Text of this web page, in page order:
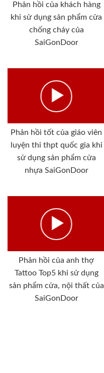
Phản hồi của khách hàng
khi sử dụng sản phẩm cửa
chống cháy của
SaiGonDoor
Phản hồi tốt của giáo viên
luyện thi thpt quốc gia khi
sử dụng sản phẩm cửa
nhựa SaiGonDoor
Phản hồi của anh thợ
Tattoo Top5 khi sử dụng
sản phẩm cửa, nội thất của
SaiGonDoor